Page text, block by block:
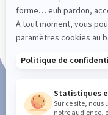
Paiement